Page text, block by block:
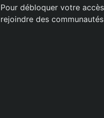
Pour débloquer votre
rejoindre des